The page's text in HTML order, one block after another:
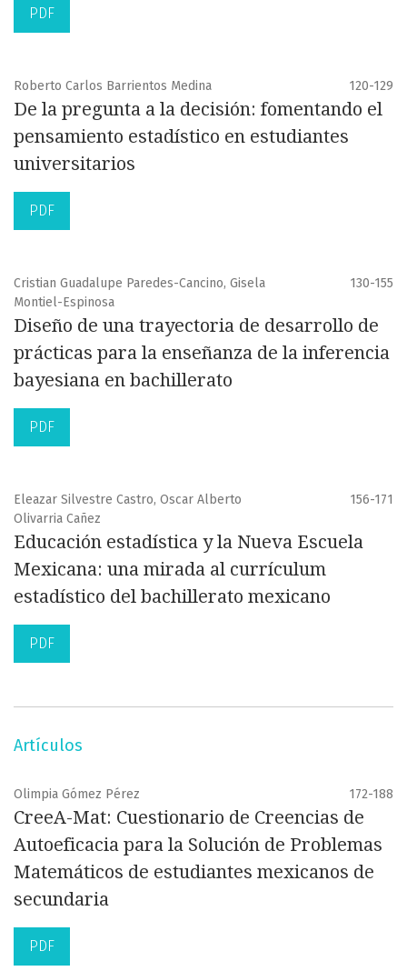
PDF
Roberto Carlos Barrientos Medina 120-129
De la pregunta a la decisión: fomentando el
pensamiento estadístico en estudiantes
universitarios
PDF
Cristian Guadalupe Paredes-Cancino, Gisela
Montiel-Espinosa
130-155
Diseño de una trayectoria de desarrollo de
prácticas para la enseñanza de la inferencia
bayesiana en bachillerato
PDF
Eleazar Silvestre Castro, Oscar Alberto
Olivarria Cañez
156-171
Educación estadística y la Nueva Escuela
Mexicana: una mirada al currículum
estadístico del bachillerato mexicano
PDF
Artículos
Olimpia Gómez Pérez 172-188
CreeA-Mat: Cuestionario de Creencias de
Autoeficacia para la Solución de Problemas
Matemáticos de estudiantes mexicanos de
secundaria
PDF